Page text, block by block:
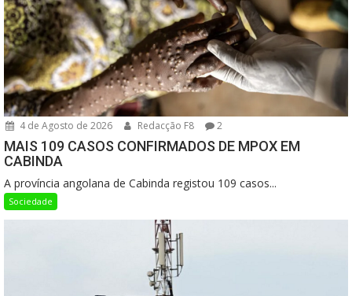
4 de Agosto de 2026 Redacção F8 2
MAIS 109 CASOS CONFIRMADOS DE MPOX EM
CABINDA
A província angolana de Cabinda registou 109 casos...
Sociedade